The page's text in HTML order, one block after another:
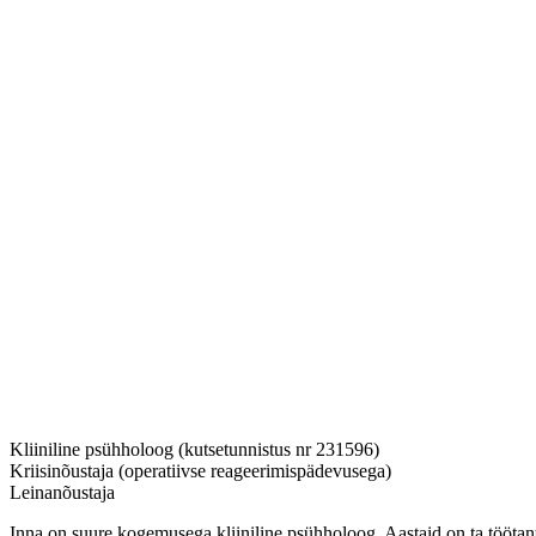
Kliiniline psühholoog (kutsetunnistus nr 231596)
Kriisinõustaja (operatiivse reageerimispädevusega)
Leinanõustaja